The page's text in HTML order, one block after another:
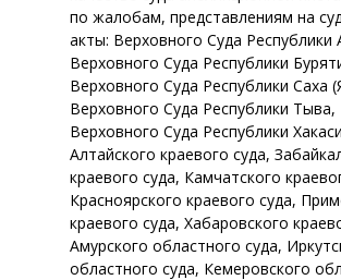
по жалобам, представлениям на
акты: Верховного Суда Республики
Верховного Суда Республики
Верховного Суда Республики Саха
Верховного Суда Республики Тыва,
Верховного Суда Республики
Алтайского краевого суда,
краевого суда, Камчатского
Красноярского краевого суда,
краевого суда, Хабаровского
Амурского областного суда,
областного суда, Кемеровского